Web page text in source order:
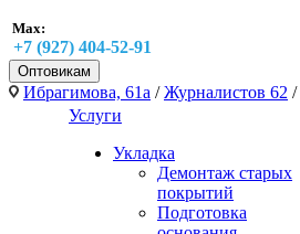
Max:
+7 (927) 404-52-91
Оптовикам
Ибрагимова, 61а /Журналистов 62 /
Услуги
Укладка
Демонтаж старых
покрытий
Подготовка